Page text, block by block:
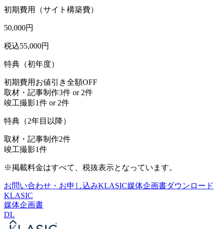
初期費用（サイト構築費）
50,000円
税込55,000円
特典（初年度）
初期費用お値引き全額OFF
取材・記事制作3件 or 2件
竣工撮影1件 or 2件
特典（2年目以降）
取材・記事制作2件
竣工撮影1件
※掲載料金はすべて、税抜表示となっています。
お問い合わせ・お申し込みKLASIC媒体企画書ダウンロード
KLASIC
媒体企画書
DL